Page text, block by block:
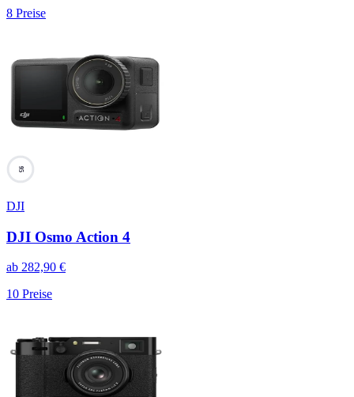
8 Preise
95
DJI
DJI Osmo Action 4
ab 282,90 €
10 Preise